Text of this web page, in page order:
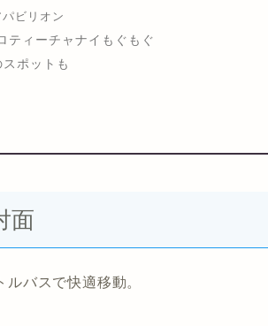
ビリオン
ティーチャナイもぐもぐ
ポットも
面
バスで快適移動。